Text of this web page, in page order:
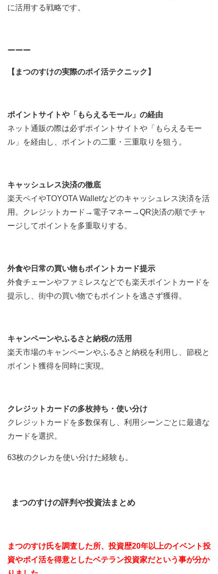
に活用する戦略です。
ーーー
【まつのすけの実際のポイ活テクニック】
ポイントサイトや「もらえるモール」の経由
ネット通販の際は必ずポイントサイトや「もらえるモー
ル」を経由し、ポイントの二重・三重取りを狙う。
キャッシュレス決済の徹底
楽天ペイやTOYOTA Walletなどのキャッシュレス決済を活
用。クレジットカード→電子マネー→QR決済の順でチャ
ージしてポイントを多重取りする。
外食や日常の買い物もポイントカード提示
外食チェーンやファミレスなどでも楽天ポイントカードを
提示し、街中の買い物でもポイントを逃さず獲得。
キャンペーンやふるさと納税の活用
楽天市場のキャンペーンやふるさと納税を利用し、節税と
ポイント獲得を同時に実現。
クレジットカードの多枚持ち・使い分け
クレジットカードを多数保有し、利用シーンごとに最適な
カードを選択。
63枚のクレカを使い分けた経験も。
まつのすけの評判や投資法まとめ
まつのすけ氏を調査した所、投資歴20年以上のイベント投
資やポイ活を得意としたベテラン投資家だという事が分か